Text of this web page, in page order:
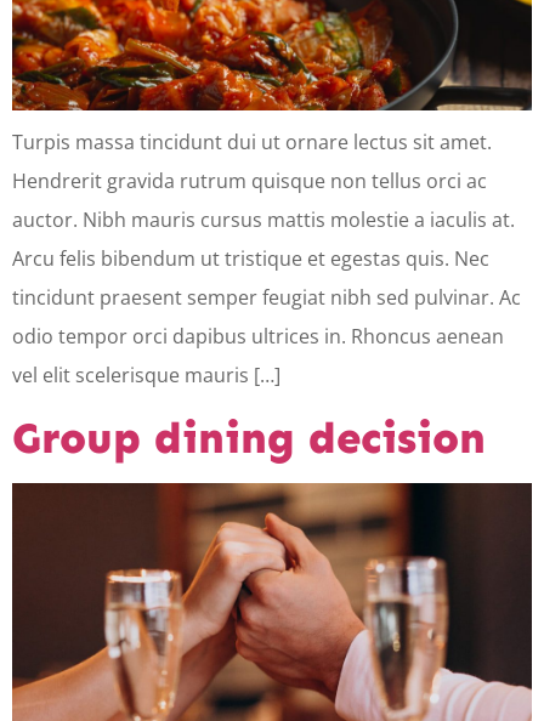
Turpis massa tincidunt dui ut ornare lectus sit amet.
Hendrerit gravida rutrum quisque non tellus orci ac
auctor. Nibh mauris cursus mattis molestie a iaculis at.
Arcu felis bibendum ut tristique et egestas quis. Nec
tincidunt praesent semper feugiat nibh sed pulvinar. Ac
odio tempor orci dapibus ultrices in. Rhoncus aenean
vel elit scelerisque mauris […]
Group dining decision